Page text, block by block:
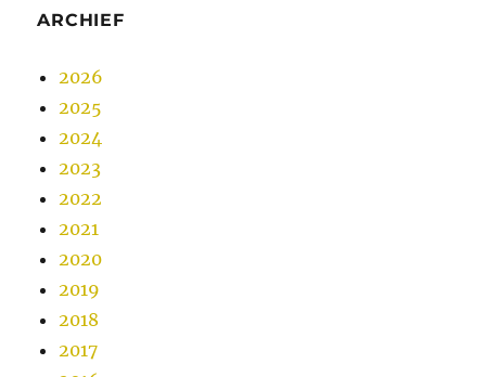
ARCHIEF
2026
2025
2024
2023
2022
2021
2020
2019
2018
2017